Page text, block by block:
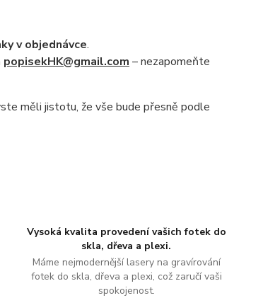
Vysoká kvalita provedení vašich fotek do
skla, dřeva a plexi.
Máme nejmodernější lasery na gravírování
fotek do skla, dřeva a plexi, což zaručí vaši
spokojenost.
v objednávce.
popisekHK@gmail.com – nezapomeňte
měli jistotu, že vše bude přesně podle